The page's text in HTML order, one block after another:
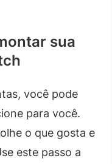
sua
você pode
para você.
o que gosta e
este passo a